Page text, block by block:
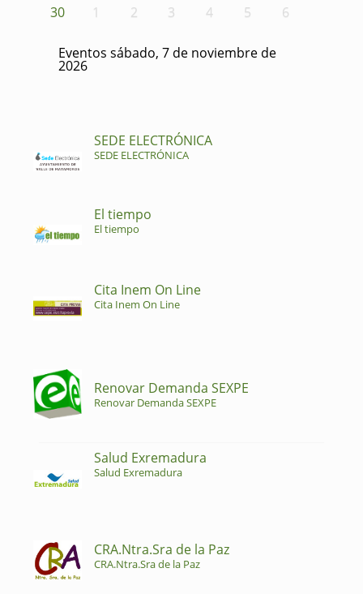
30
1 2 3 4 5 6
Eventos sábado, 7 de noviembre de
2026
SEDE ELECTRÓNICA
SEDE ELECTRÓNICA
El tiempo
El tiempo
Cita Inem On Line
Cita Inem On Line
Renovar Demanda SEXPE
Renovar Demanda SEXPE
Salud Exremadura
Salud Exremadura
CRA.Ntra.Sra de la Paz
CRA.Ntra.Sra de la Paz